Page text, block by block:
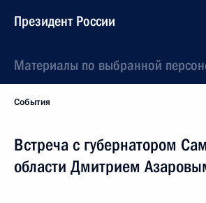
Президент России
Материалы по выбранной
События
Встреча с губернатором
области Дмитрием